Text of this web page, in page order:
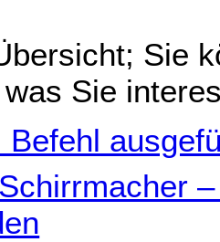
Sie
Sie
Befehl